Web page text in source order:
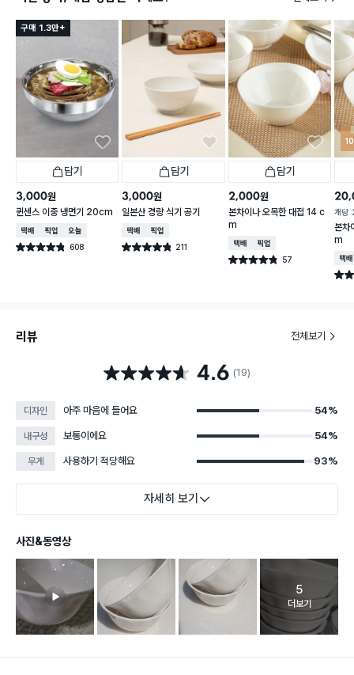
구매 1.3만+
담기
3,000원
퀸센스 이중 냉면기 20cm
택배배송매장픽업오늘배송
별점 4.8점 608
건 작성
담기
3,000원
일본산 경량 식기 공기
택배배송매장픽업
별점 4.8점 211
건 작성
담기
2,000원
본차이나 오목한 대접 14 c
m
택배배송매장픽업
별점 4.8점 57
건 작성
개당
본차
m
택배
별점
리뷰 전체보기
별점 4.6점 4.6 (19)
디자인 아주 마음에 들어요 54%
내구성 보통이에요 54%
무게 사용하기 적당해요 93%
자세히 보기
사진&동영상
고객 리뷰
5
더보기